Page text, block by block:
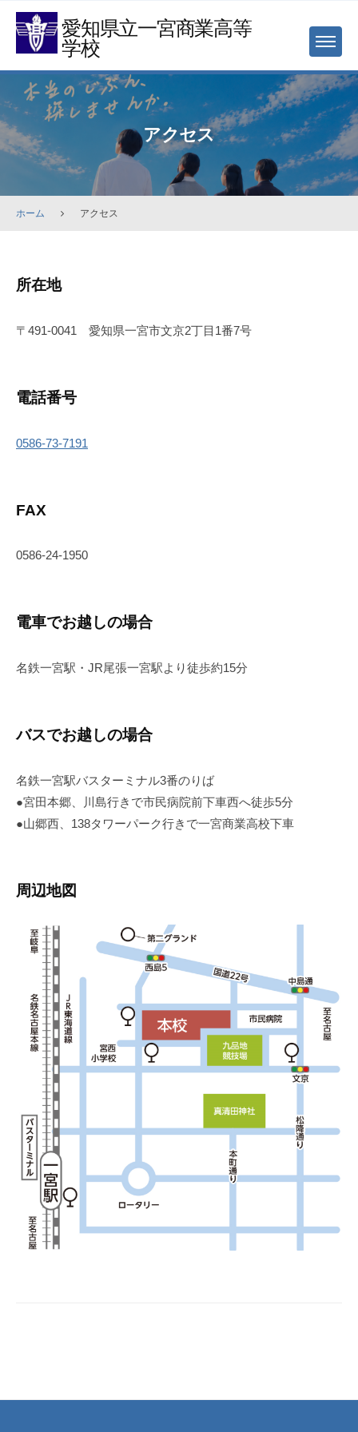
Skip
content
愛知県立一宮商業高等
学校
MENU
アクセス
ホーム アクセス
ア
セ
年
28
所在地
〒491-0041 愛知県一宮市文京2丁目1番7号
電話番号
0586-73-7191
FAX
0586-24-1950
電車でお越しの場合
名鉄一宮駅・JR尾張一宮駅より徒歩約15分
バスでお越しの場合
名鉄一宮駅バスターミナル3番のりば
●宮田本郷、川島行きで市民病院前下車西へ徒歩5分
●山郷西、138タワーパーク行きで一宮商業高校下車
周辺地図